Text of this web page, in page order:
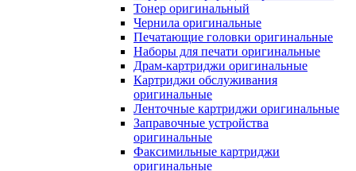
Тонер оригинальный
Чернила оригинальные
Печатающие головки оригинальные
Наборы для печати оригинальные
Драм-картриджи оригинальные
Картриджи обслуживания
оригинальные
Ленточные картриджи оригинальные
Заправочные устройства
оригинальные
Факсимильные картриджи
оригинальные